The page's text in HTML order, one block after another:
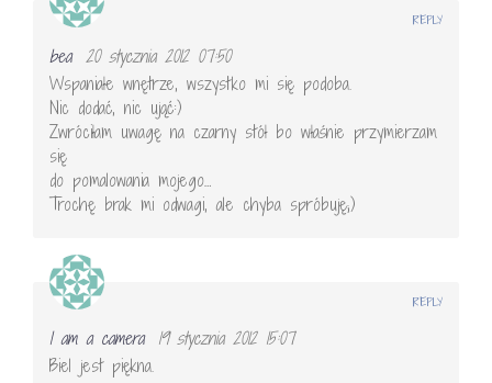
bea 20 stycznia 2012 07:50
Wspaniałe wnętrze, wszystko mi się podoba.
Nic dodać, nic ująć:)
Zwróciłam uwagę na czarny stół bo właśnie przymierzam
się
do pomalowania mojego…
Trochę brak mi odwagi, ale chyba spróbuję;)
REPLY
I am a camera
19 stycznia 2012 15:07
Biel jest piękna.
REPLY